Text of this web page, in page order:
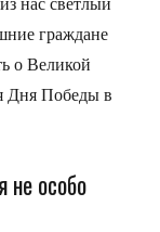
граждане
о Великой
Дня Победы в
не особо